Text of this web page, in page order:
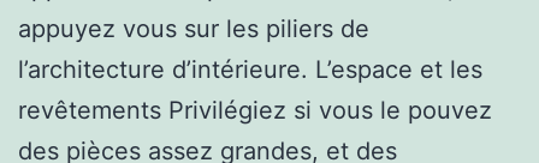
appuyez vous sur les piliers de
l’architecture d’intérieure. L’espace et les
revêtements Privilégiez si vous le pouvez
des pièces assez grandes, et des